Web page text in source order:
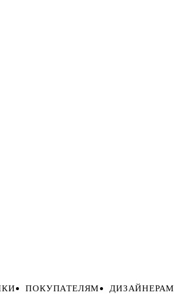
ПОКУПАТЕЛЯМ ДИЗАЙНЕРАМ